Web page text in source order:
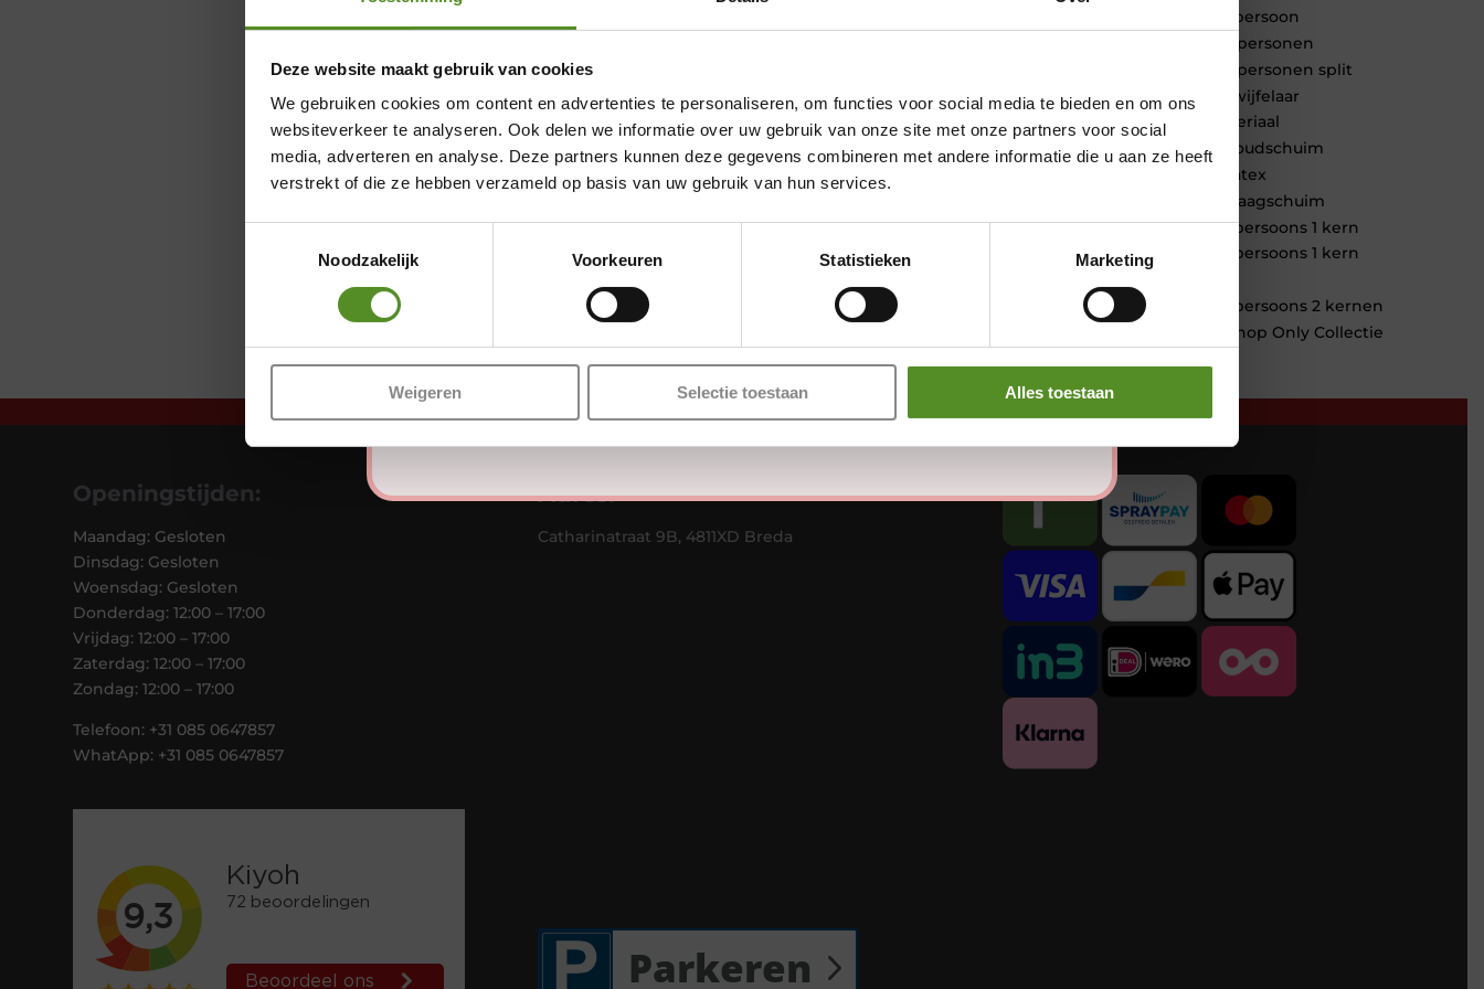
Deze website maakt gebruik van cookies
We gebruiken cookies om content en advertenties te personaliseren, om functies voor social media te bieden en om ons
websiteverkeer te analyseren. Ook delen we informatie over uw gebruik van onze site met onze partners voor social
media, adverteren en analyse. Deze partners kunnen deze gegevens combineren met andere informatie die u aan ze heeft
verstrekt of die ze hebben verzameld op basis van uw gebruik van hun services.
Noodzakelijk
Voorkeuren Statistieken Marketing
Weigeren Selectie toestaan Alles toestaan
1 persoon
2 personen
2 personen split
Twijfelaar
Materiaal
Koudschuim
Latex
Traagschuim
Tweepersoons 1 kern
Tweepersoons 1 kern
Tweepersoons 2 kernen
Webshop Only Collectie
Openingstijden:
Maandag: Gesloten
Dinsdag: Gesloten
Woensdag: Gesloten
Donderdag: 12:00 – 17:00
Vrijdag: 12:00 – 17:00
Zaterdag: 12:00 – 17:00
Zondag: 12:00 – 17:00
Telefoon: +31 085 0647857
WhatApp: +31 085 0647857
Adres:
Catharinatraat 9B, 4811XD Breda
Parkeren
Showroom Breda
Donderdag 12:00 – 17:00
Vrijdag 12:00 – 17:00
Zaterdag 12:00 – 17:00
Zondag 12:00 – 17:00